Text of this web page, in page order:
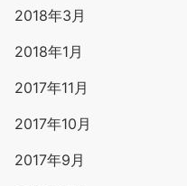
2018年3月
2018年1月
2017年11月
2017年10月
2017年9月